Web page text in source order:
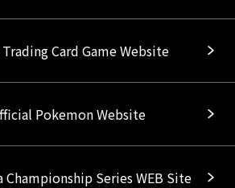
Card Game Website
Pokemon Website
Championship Series WEB Site